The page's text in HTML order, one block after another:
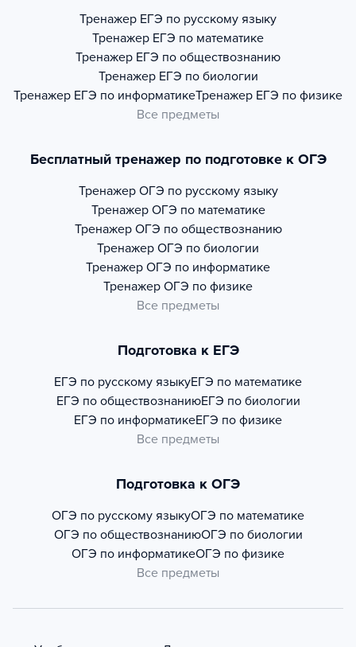
Тренажер ЕГЭ по русскому языку
Тренажер ЕГЭ по математике
Тренажер ЕГЭ по обществознанию
Тренажер ЕГЭ по биологии
Тренажер ЕГЭ по информатикеТренажер ЕГЭ по физике
Все предметы
Бесплатный тренажер по подготовке к ОГЭ
Тренажер ОГЭ по русскому языку
Тренажер ОГЭ по математике
Тренажер ОГЭ по обществознанию
Тренажер ОГЭ по биологии
Тренажер ОГЭ по информатике
Тренажер ОГЭ по физике
Все предметы
Подготовка к ЕГЭ
ЕГЭ по русскому языкуЕГЭ по математике
ЕГЭ по обществознаниюЕГЭ по биологии
ЕГЭ по информатикеЕГЭ по физике
Все предметы
Подготовка к ОГЭ
ОГЭ по русскому языкуОГЭ по математике
ОГЭ по обществознаниюОГЭ по биологии
ОГЭ по информатикеОГЭ по физике
Все предметы